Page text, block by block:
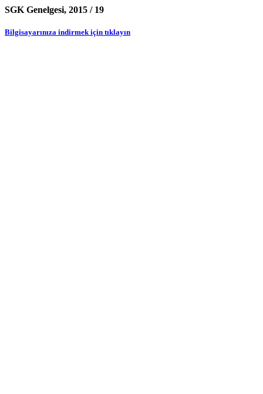
SGK Genelgesi, 2015 / 19
Bilgisayarınıza indirmek için tıklayın